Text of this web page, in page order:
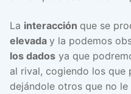
La interacción que se
elevada y la podemos
los dados ya que
al rival, cogiendo los que
dejándole otros que no